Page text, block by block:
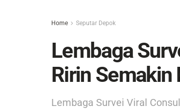
Home Seputar Depok
Lembaga
Ririn Semakin
Lembaga Survei Viral